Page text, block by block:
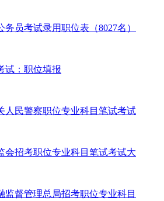
务员考试录用职位表（8027名）
试：职位填报
人民警察职位专业科目笔试考试
会招考职位专业科目笔试考试大
监督管理总局招考职位专业科目